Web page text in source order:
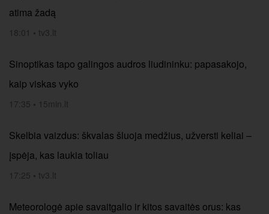
atima žadą
18:01 • tv3.lt
Sinoptikas tapo galingos audros liudininku: papasakojo,
kaip viskas vyko
17:35 • 15min.lt
Skelbia vaizdus: škvalas šluoja medžius, užversti keliai –
įspėja, kas laukia toliau
17:25 • tv3.lt
Meteorologė apie savaitgalio ir kitos savaitės orus: kas